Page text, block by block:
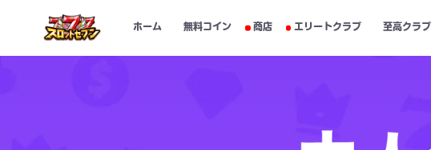
ホーム 無料コイン 商店 エリートクラブ 至高クラブ